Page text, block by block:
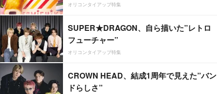
オリコンタイアップ特集
SUPER★DRAGON、自ら描いた”レトロ
フューチャー”
オリコンタイアップ特集
CROWN HEAD、結成1周年で見えた”バン
ドらしさ”